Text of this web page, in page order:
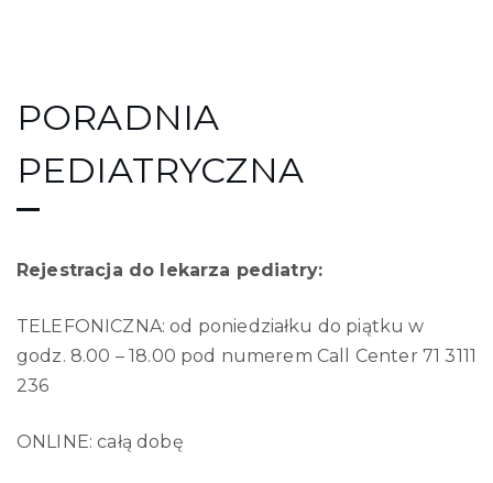
PORADNIA
PEDIATRYCZNA
Rejestracja do lekarza pediatry:
TELEFONICZNA: od poniedziałku do piątku w
godz. 8.00 – 18.00 pod numerem Call Center 71 3111
236
ONLINE: całą dobę